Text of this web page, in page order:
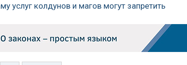
услуг колдунов и магов могут запретить